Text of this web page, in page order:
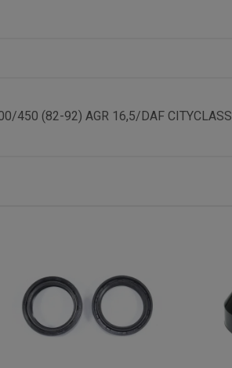
450 (82-92) AGR 16,5/DAF CITYCLASS